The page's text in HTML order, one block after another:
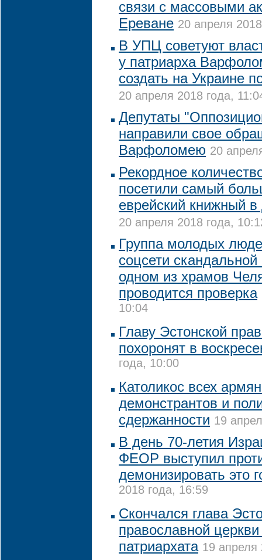
связи с массовыми
Ереване 20 апреля
В УПЦ советуют
у патриарха
создать на Украине
20 апреля 2018 года,
Депутаты
направили свое
Варфоломею 20
Рекордное
посетили самый
еврейский книжный в
20 апреля 2018 года,
Группа молодых
соцсети
одном из храмов
проводится проверка
10:04
Главу Эстонской
похоронят в
года, 10:00
Католикос всех
демонстрантов и
сдержанности 19
В день 70-летия
ФЕОР выступил
демонизировать это
2018 года, 16:59
Скончался глава
православной
патриархата 19 апреля